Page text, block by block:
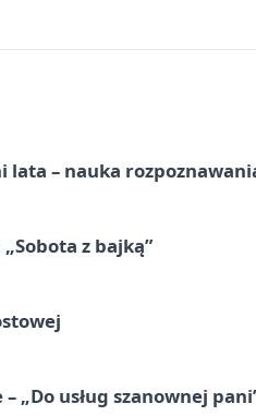
lata – nauka
z bajką”
„Do usług szanownej